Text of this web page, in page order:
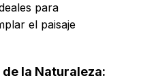
para
el paisaje
la Naturaleza: